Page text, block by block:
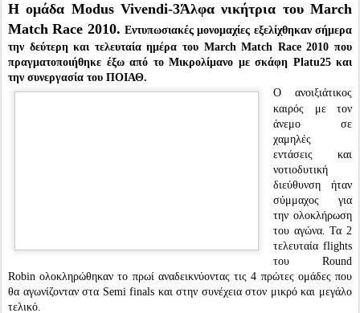
Η ομάδα Modus Vivendi-3Άλφα νικήτρια του March
Match Race 2010. Εντυπωσιακές μονομαχίες εξελίχθηκαν σήμερα
την δεύτερη και τελευταία ημέρα του March Match Race 2010 που
πραγματοποιήθηκε έξω από το Μικρολίμανο με σκάφη Platu25 και
την συνεργασία του ΠΟΙΑΘ.
Ο ανοιξιάτικος
καιρός με τον
άνεμο σε
χαμηλές
εντάσεις και
νοτιοδυτική
διεύθυνση ήταν
σύμμαχος για
την ολοκλήρωση
του αγώνα. Τα 2
τελευταία flights
του Round
Robin ολοκληρώθηκαν το πρωί αναδεικνύοντας τις 4 πρώτες ομάδες που
θα αγωνίζονταν στα Semi finals και στην συνέχεια στον μικρό και μεγάλο
τελικό.